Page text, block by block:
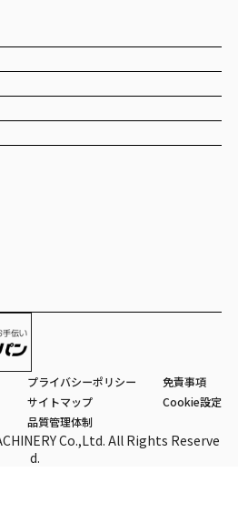
プライバシーポリシー
免責事項
サイトマップ
Cookie設定
品質管理体制
Co.,Ltd. All Rights Reserve
d.